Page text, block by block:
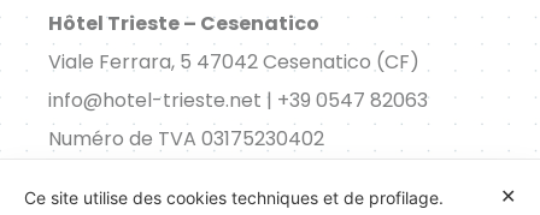
Hôtel Trieste – Cesenatico
Viale Ferrara, 5 47042 Cesenatico (CF)
info@hotel-trieste.net | +39 0547 82063
Numéro de TVA 03175230402
✕
Ce site utilise des cookies techniques et de profilage.